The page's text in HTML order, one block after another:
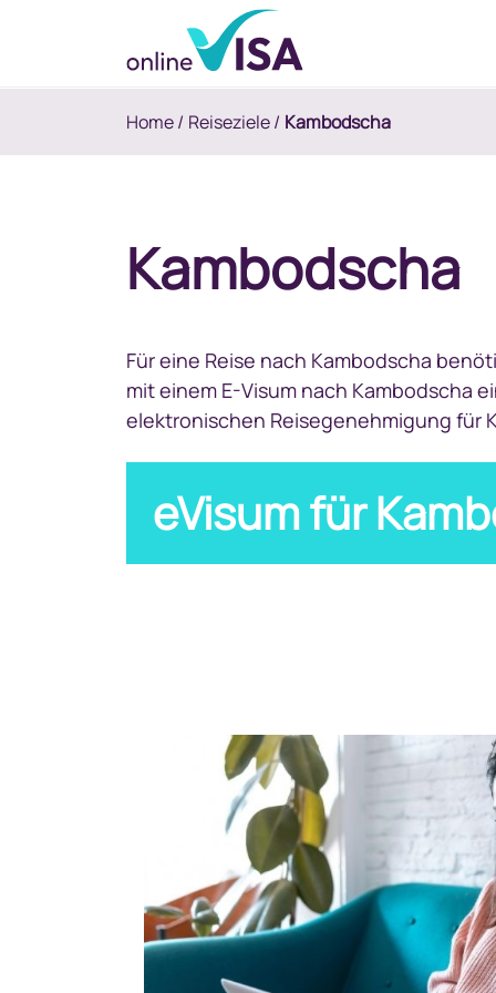
Home/ Reiseziele/ Kambodscha
Kambodscha
Für eine Reise nach Kambodscha
mit einem E-Visum nach Kambodscha
elektronischen Reisegenehmigung für
eVisum für